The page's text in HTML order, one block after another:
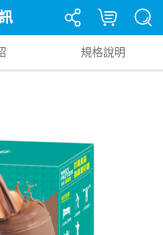
規格說明